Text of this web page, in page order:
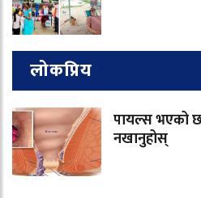
लोकप्रिय
पायल्स भएको
नखानुहोस्